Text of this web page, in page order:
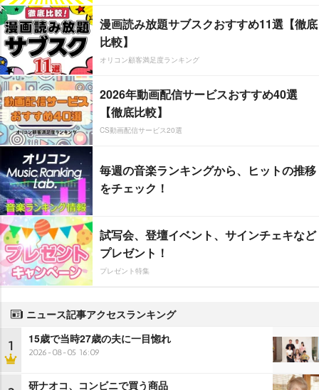
漫画読み放題サブスクおすすめ11選【徹底
比較】
オリコン顧客満足度ランキング
2026年動画配信サービスおすすめ40選
【徹底比較】
CS動画配信サービス20選
毎週の音楽ランキングから、ヒットの推移
をチェック！
試写会、登壇イベント、サインチェキなど
プレゼント！
プレゼント特集
ニュース記事アクセスランキング
1 15歳で当時27歳の夫に一目惚れ
2026-08-05 16:09
研ナオコ、コンビニで買う商品